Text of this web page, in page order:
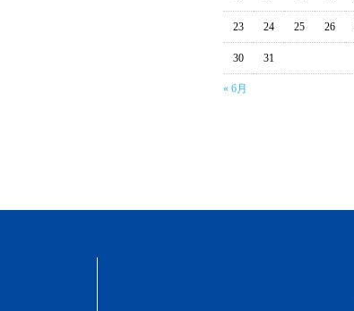
« 6月
23 24 25 26
30 31